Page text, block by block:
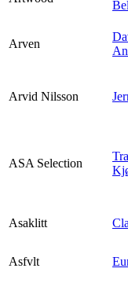
Arven
Arvid Nilsson
ASA Selection
Asaklitt
Asfvlt